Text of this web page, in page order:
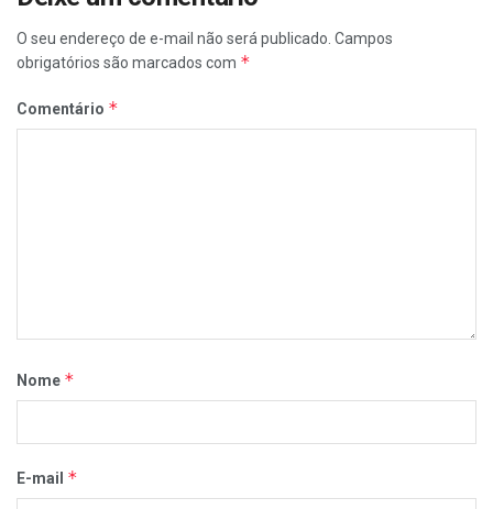
O seu endereço de e-mail não será publicado. Campos
obrigatórios são marcados com *
Comentário *
Nome *
E-mail *